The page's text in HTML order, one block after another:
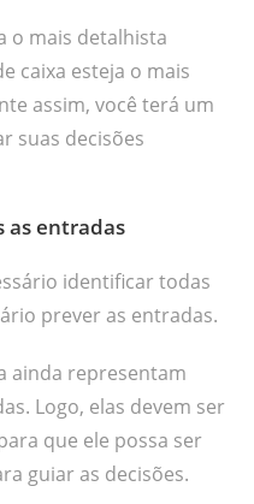
o mais detalhista
caixa esteja o mais
assim, você terá um
suas decisões
as entradas
identificar todas
prever as entradas.
ainda representam
Logo, elas devem ser
que ele possa ser
guiar as decisões.